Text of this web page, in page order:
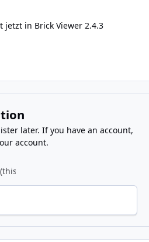
jetzt in Brick Viewer 2.4.3
later. If you have an account,
account.